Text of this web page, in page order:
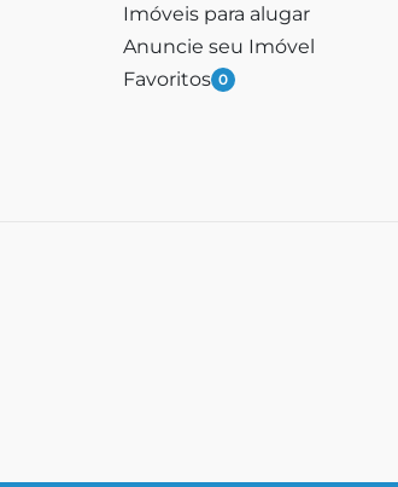
Imóveis para alugar
Anuncie seu Imóvel
Favoritos 0